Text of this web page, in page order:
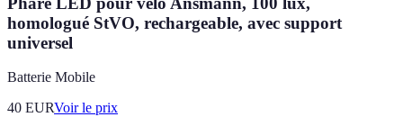
homologué StVO, rechargeable, avec support
universel
Batterie Mobile
40 EURVoir le prix